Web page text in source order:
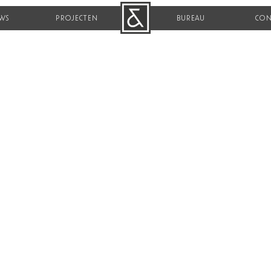
PROJECTEN B&R BUREAU